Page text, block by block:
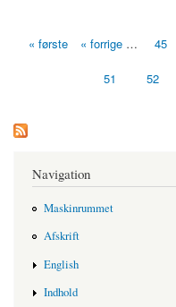
Sider
« første « forrige … 45
51 52
Navigation
Maskinrummet
Afskrift
English
Indhold